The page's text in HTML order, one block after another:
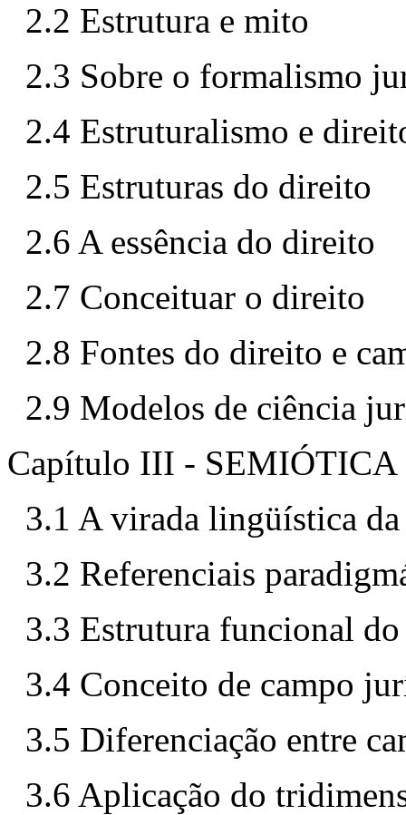
2.2 Estrutura e mito
2.3 Sobre o formalismo
2.4 Estruturalismo e
2.5 Estruturas do direito
2.6 A essência do direito
2.7 Conceituar o direito
2.8 Fontes do direito e
2.9 Modelos de ciência
Capítulo III -
3.1 A virada lingüística
3.2 Referenciais
3.3 Estrutura funcional
3.4 Conceito de campo
3.5 Diferenciação entre
3.6 Aplicação do